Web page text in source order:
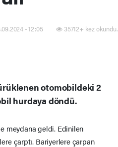
- 12:05 35712+ kez okundu.
otomobildeki 2
hurdaya döndü.
meydana geldi. Edinilen
çarptı. Bariyerlere çarpan